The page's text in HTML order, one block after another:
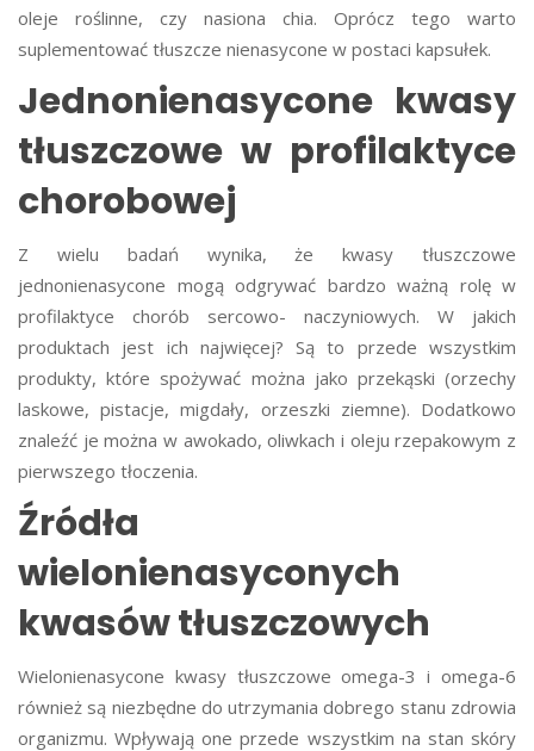
oleje roślinne, czy nasiona chia. Oprócz tego warto
suplementować tłuszcze nienasycone w postaci kapsułek.
Jednonienasycone kwasy
tłuszczowe w profilaktyce
chorobowej
Z wielu badań wynika, że kwasy tłuszczowe
jednonienasycone mogą odgrywać bardzo ważną rolę w
profilaktyce chorób sercowo- naczyniowych. W jakich
produktach jest ich najwięcej? Są to przede wszystkim
produkty, które spożywać można jako przekąski (orzechy
laskowe, pistacje, migdały, orzeszki ziemne). Dodatkowo
znaleźć je można w awokado, oliwkach i oleju rzepakowym z
pierwszego tłoczenia.
Źródła
wielonienasyconych
kwasów tłuszczowych
Wielonienasycone kwasy tłuszczowe omega-3 i omega-6
również są niezbędne do utrzymania dobrego stanu zdrowia
organizmu. Wpływają one przede wszystkim na stan skóry